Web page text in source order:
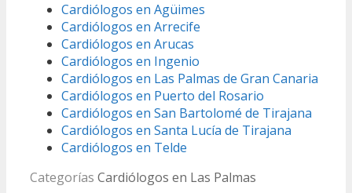
Cardiólogos en Agüimes
Cardiólogos en Arrecife
Cardiólogos en Arucas
Cardiólogos en Ingenio
Cardiólogos en Las Palmas de Gran Canaria
Cardiólogos en Puerto del Rosario
Cardiólogos en San Bartolomé de Tirajana
Cardiólogos en Santa Lucía de Tirajana
Cardiólogos en Telde
Categorías Cardiólogos en Las Palmas